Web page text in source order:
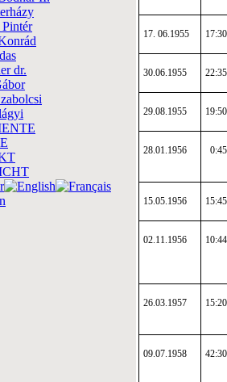
dr.
17. 06.1955 17:30
30.06.1955 22:35
29.08.1955 19:50
28.01.1956 0:45
15.05.1956 15:45
02.11.1956 10:44
26.03.1957 15:20
09.07.1958 42:30